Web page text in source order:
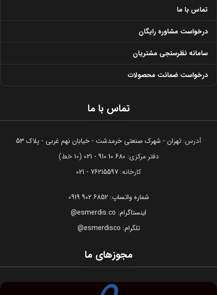
تماس با ما
درخواست مشاوره رایگان
سامانه نظرسنجی مشتریان
درخواست ضمانت محصولات
تماس با ما
آدرس: تهران - شهرک صنعتی خرمدشت - خیابان نهم غربی - پلاک 53
دفتر مرکزی: 680 10 910 - 021
(10 خط)
کارخانه: 76215597 - 021
شماره واتساپ: 6852 902 0919
اینستاگرام: esmerdis.co@
تلگرام: esmerdisco@
مجوزهای ما